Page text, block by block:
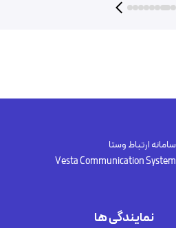
سامانه ارتباط وستا
Vesta Communication System
نمایندگی ها